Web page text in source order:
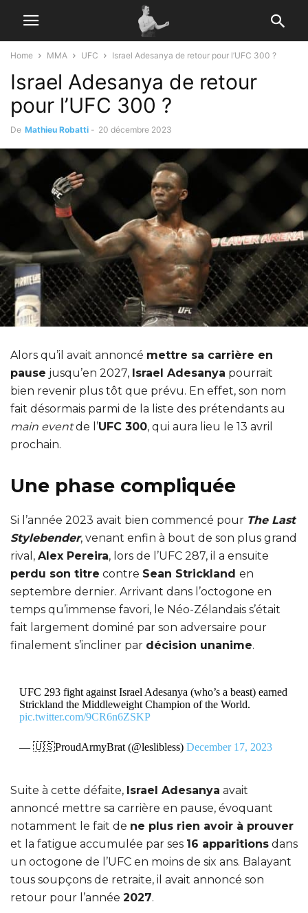
Home MMA UFC Israel Adesanya de retour pour l’UFC 300 ?
Israel Adesanya de retour
pour l’UFC 300 ?
De Mathieu Robatti - 20 décembre 2023
Alors qu’il avait annoncé mettre sa carrière en
pause jusqu’en 2027, Israel Adesanya pourrait
bien revenir plus tôt que prévu. En effet, son nom
fait désormais parmi de la liste des prétendants au
main eventde l’UFC 300, qui aura lieu le 13 avril
prochain.
Une phase compliquée
Si l’année 2023 avait bien commencé pour The Last
Stylebender, venant enfin à bout de son plus grand
rival, Alex Pereira, lors de l’UFC 287, il a ensuite
perdu son titre contre Sean Strickland en
septembre dernier. Arrivant dans l’octogone en
temps qu’immense favori, le Néo-Zélandais s’était
fait largement dominé par son adversaire pour
finalement s’incliner par décision unanime.
UFC 293 fight against Israel Adesanya (who’s a beast) earned
Strickland the Middleweight Champion of the World.
pic.twitter.com/9CR6n6ZSKP
— 🇺🇸ProudArmyBrat (@leslibless) December 17, 2023
Suite à cette défaite, Israel Adesanya avait
annoncé mettre sa carrière en pause, évoquant
notamment le fait de ne plus rien avoir à prouver
et la fatigue accumulée par ses 16 apparitions dans
un octogone de l’UFC en moins de six ans. Balayant
tous soupçons de retraite, il avait annoncé son
retour pour l’année 2027.